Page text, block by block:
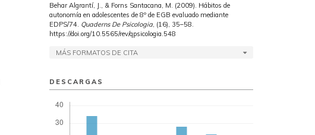
Behar Algrantí, J., & Forns Santacana, M. (2009). Hábitos de
autonomía en adolescentes de 8º de EGB evaluado mediante
EDPS/74. Quaderns De Psicologia, (16), 35–58.
https://doi.org/10.5565/rev/qpsicologia.548
MÁS FORMATOS DE CITA
DESCARGAS